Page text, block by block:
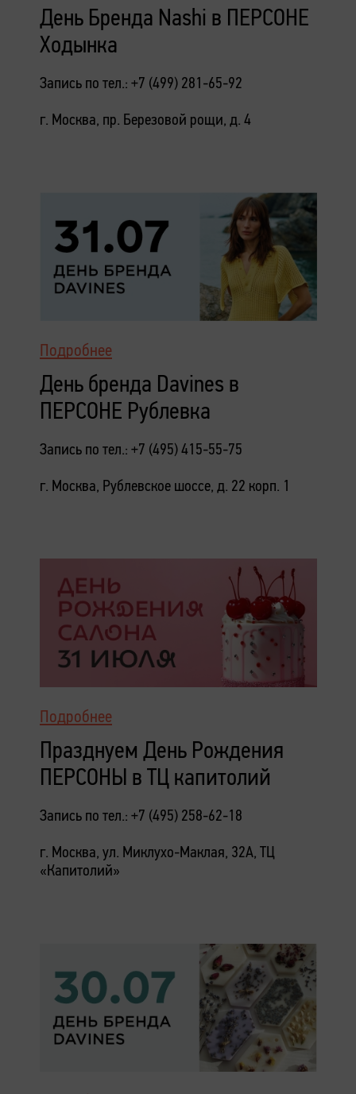
День Бренда Nashi в ПЕРСОНЕ
Ходынка
Запись по тел.: +7 (499) 281-65-92
г. Москва, пр. Березовой рощи, д. 4
Подробнее
День бренда Davines в
ПЕРСОНЕ Рублевка
Запись по тел.: +7 (495) 415-55-75
г. Москва, Рублевское шоссе, д. 22 корп. 1
Подробнее
Празднуем День Рождения
ПЕРСОНЫ в ТЦ капитолий
Запись по тел.: +7 (495) 258-62-18
г. Москва, ул. Миклухо-Маклая, 32А, ТЦ
«Капитолий»